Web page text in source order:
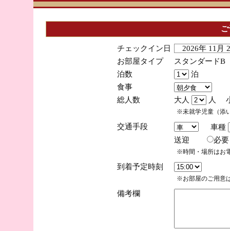
チェックイン日
2026年 11
お部屋タイプ
スタンダードB
泊数
泊
食事
総人数
大人 人
※未就学児童（添
交通手段
車種
送迎
※時間・場所はお
到着予定時刻
※お部屋のご用意
備考欄